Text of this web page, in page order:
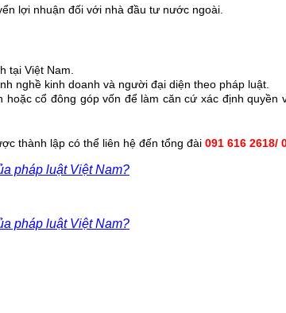
lợi nhuận đối với nhà đầu tư nước ngoài.
tại Việt Nam.
nghề kinh doanh và người đại diện theo pháp luật.
cổ đông góp vốn để làm căn cứ xác định
thành lập có thể liên hệ đến tổng đài 091 616 2618/
pháp luật Việt Nam?
pháp luật Việt Nam?